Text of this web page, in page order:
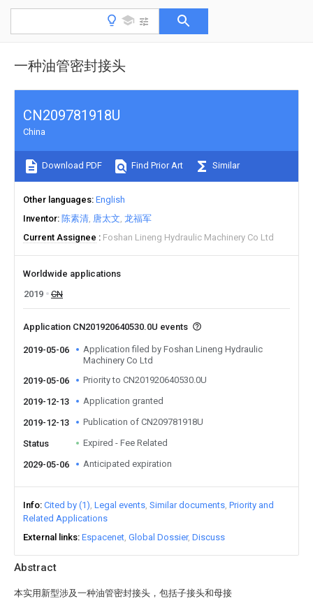
一种油管密封接头
Abstract
本实用新型涉及一种油管密封接头，包括子接头和母接
CN209781918U
China
Download PDF Find Prior Art Similar
Other languages English
Inventor 陈素清 唐太文 龙福军
Current Assignee
Foshan Lineng Hydraulic Machinery Co Ltd
Worldwide applications
2019
CN
Application CN201920640530.0U events
2019-05-06
Application filed by Foshan Lineng Hydraulic
Machinery Co Ltd
2019-05-06
Priority to CN201920640530.0U
2019-12-13 Application granted
2019-12-13 Publication of CN209781918U
Status Expired - Fee Related
2029-05-06 Anticipated expiration
Info Cited by (1) Legal events Similar documents Priority and
Related Applications
External links Espacenet Global Dossier Discuss